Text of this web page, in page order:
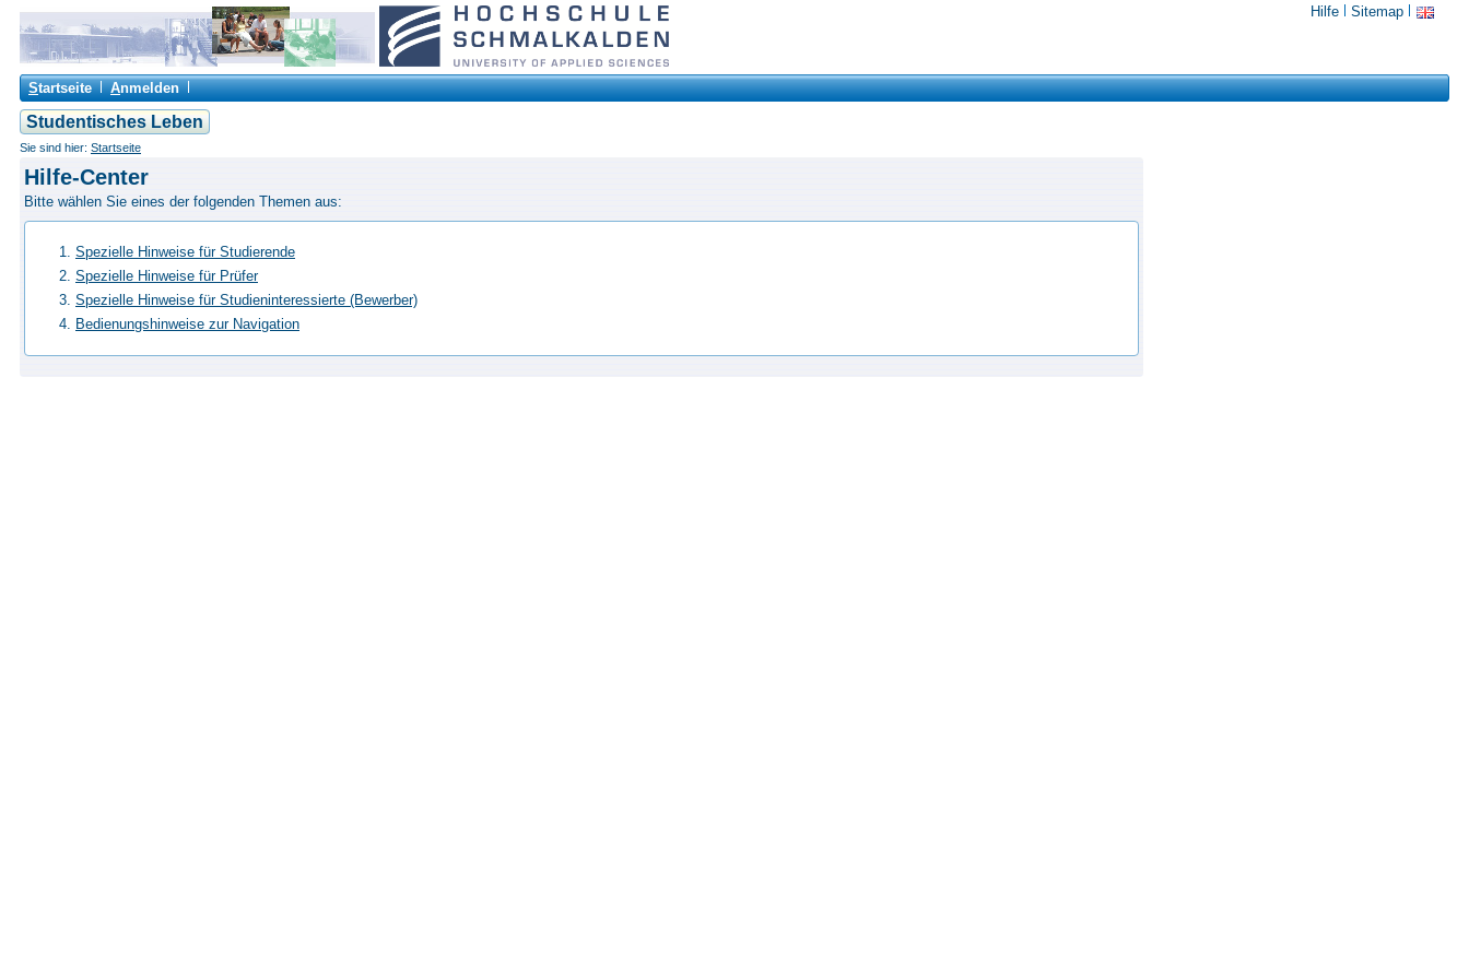
Hilfe Sitemap
Startseite Anmelden
Studentisches Leben
Sie sind hier: Startseite
Hilfe-Center
Bitte wählen Sie eines der folgenden Themen aus:
Spezielle Hinweise für Studierende
Spezielle Hinweise für Prüfer
Spezielle Hinweise für Studieninteressierte (Bewerber)
Bedienungshinweise zur Navigation